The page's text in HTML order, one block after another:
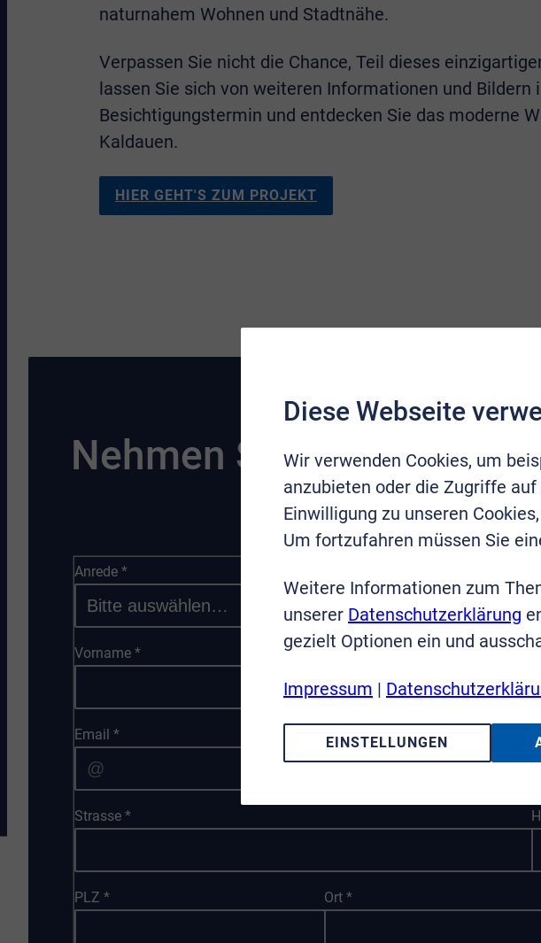
naturnahem Wohnen und Stadtnähe.
Verpassen Sie nicht die Chance, Teil dieses
lassen Sie sich von weiteren Informationen und
Besichtigungstermin und entdecken Sie das moderne
Kaldauen.
HIER GEHT'S ZUM PROJEKT
Nehmen Sie Kontakt auf
Anrede *
Vorname * Nachname*
Email * Telefon
Strasse *
PLZ * Ort *
Diese Webseite
Wir verwenden Cookies, um
anzubieten oder die Zugriffe
Einwilligung zu unseren
Um fortzufahren müssen Sie
Weitere Informationen zum
unserer Datenschutzerklärung
gezielt Optionen ein und
Impressum |
EINSTELLUNGEN